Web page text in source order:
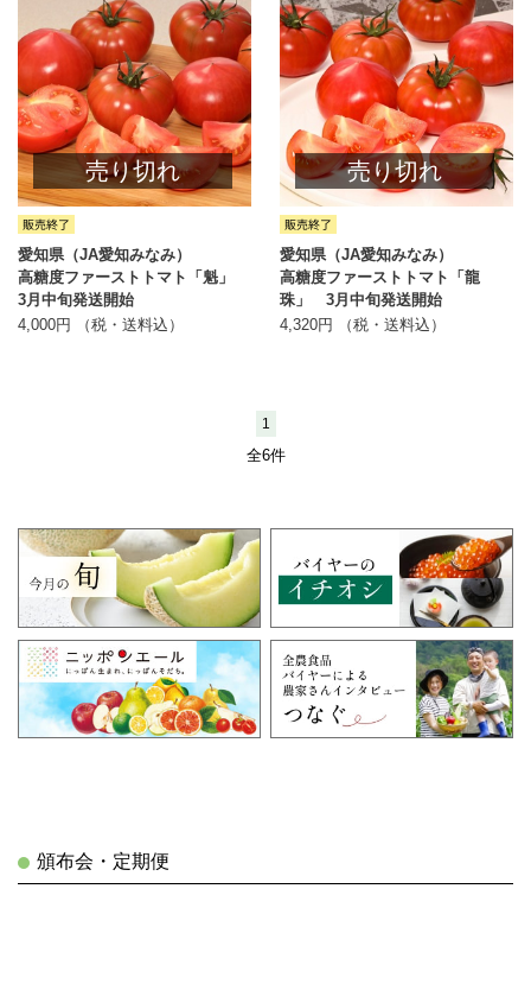
売り切れ
愛知県（JA愛知みなみ）
高糖度ファーストトマト「魁」
3月中旬発送開始
4,000円 （税・送料込）
売り切れ
愛知県（JA愛知みなみ）
高糖度ファーストトマト「龍
珠」 3月中旬発送開始
4,320円 （税・送料込）
1
全6件
頒布会・定期便